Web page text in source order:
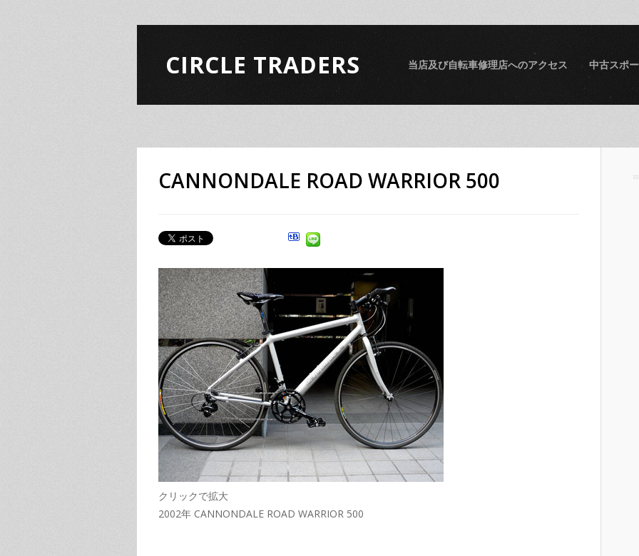
CIRCLE TRADERS 当店及び自転車修理店へのアクセス 中古スポ
CANNONDALE ROAD WARRIOR 500
クリックで拡大
2002年 CANNONDALE ROAD WARRIOR 500